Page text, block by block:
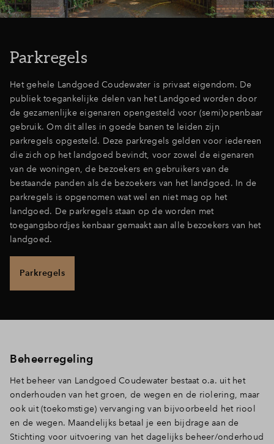
Parkregels
Het gehele Landgoed Coudewater is privaat eigendom. De
publiek toegankelijke delen van het Landgoed worden door
de gezamenlijke eigenaren opengesteld voor (semi)openbaar
gebruik. Om dit alles in goede banen te leiden zijn
parkregels opgesteld. Deze parkregels gelden voor iedereen
die zich op het landgoed bevindt, voor zowel de eigenaren
van de woningen, de bezoekers en gebruikers van de
bestaande panden als de bezoekers van het landgoed. In de
parkregels is opgenomen wat wel en niet mag op het
landgoed. De parkregels staan op de worden met
toegangsbordjes kenbaar gemaakt aan alle bezoekers van het
landgoed.
Parkregels
Beheerregeling
Het beheer van Landgoed Coudewater bestaat o.a. uit het
onderhouden van het groen, de wegen en de riolering, maar
ook uit (toekomstige) vervanging van bijvoorbeeld het riool
en de wegen. Maandelijks betaal je een bijdrage aan de
Stichting voor uitvoering van het dagelijks beheer/onderhoud